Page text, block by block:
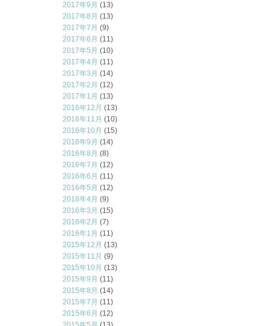
2017年9月 (13)
2017年8月 (13)
2017年7月 (9)
2017年6月 (11)
2017年5月 (10)
2017年4月 (11)
2017年3月 (14)
2017年2月 (12)
2017年1月 (13)
2016年12月 (13)
2016年11月 (10)
2016年10月 (15)
2016年9月 (14)
2016年8月 (8)
2016年7月 (12)
2016年6月 (11)
2016年5月 (12)
2016年4月 (9)
2016年3月 (15)
2016年2月 (7)
2016年1月 (11)
2015年12月 (13)
2015年11月 (9)
2015年10月 (13)
2015年9月 (11)
2015年8月 (14)
2015年7月 (11)
2015年6月 (12)